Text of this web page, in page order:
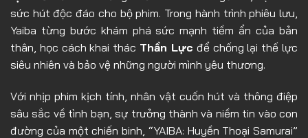
sức hút độc đáo cho bộ phim. Trong hành trình phiêu lưu,
Yaiba từng bước khám phá sức mạnh tiềm ẩn của bản
thân, học cách khai thác Thần Lực để chống lại thế lực
siêu nhiên và bảo vệ những người mình yêu thương.
Với nhịp phim kịch tính, nhân vật cuốn hút và thông điệp
sâu sắc về tình bạn, sự trưởng thành và niềm tin vào con
đường của một chiến binh, “YAIBA: Huyền Thoại Samurai”